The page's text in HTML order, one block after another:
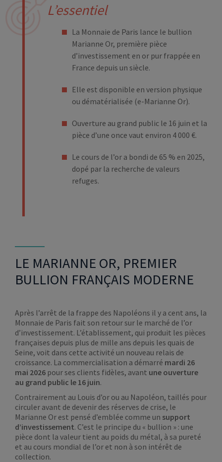
L’essentiel
La Monnaie de Paris lance le bullion
Marianne Or, première pièce
d’investissement en or pur frappée en
France depuis un siècle.
Elle est disponible en version physique
ou dématérialisée (e-Marianne Or).
Ouverture au grand public le 16 juin et la
pièce d’une once vaut environ 4 000 €.
Le cours de l’or a bondi de 65 % en 2025,
dopé par la recherche de valeurs
refuges.
LE MARIANNE OR, PREMIER
BULLION FRANÇAIS MODERNE
Après l’arrêt de la frappe des Napoléons il y a cent ans, la
Monnaie de Paris fait son retour sur le marché de l’or
d’investissement. L’établissement, qui produit les pièces
françaises depuis plus de mille ans depuis les quais de
Seine, voit dans cette activité un nouveau relais de
croissance. La commercialisation a démarré mardi 26
mai 2026 pour ses clients fidèles, avant une ouverture
au grand public le 16 juin.
Contrairement au Louis d’or ou au Napoléon, taillés pour
circuler avant de devenir des réserves de crise, le
Marianne Or est pensé d’emblée comme un support
d’investissement. C’est le principe du « bullion » : une
pièce dont la valeur tient au poids du métal, à sa pureté
et au cours mondial de l’or et non à son intérêt de
collection.